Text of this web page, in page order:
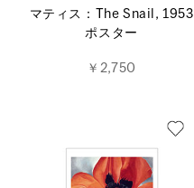
マティス：The Snail, 1953
ポスター
￥2,750